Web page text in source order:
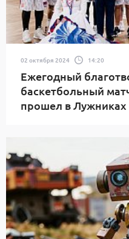
02 октября 2024 14:20
Ежегодный
баскетбольный
прошел в Лужниках